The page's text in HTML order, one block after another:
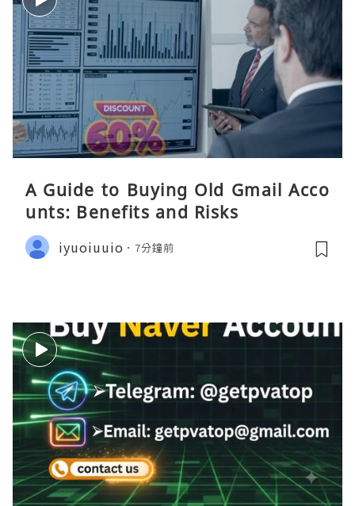
A Guide to Buying Old Gmail Acco
unts: Benefits and Risks
iyuoiuuio 7分鐘前